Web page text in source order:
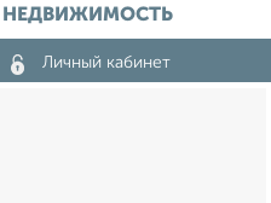
НЕДВИЖИМОСТЬ
Личный кабинет